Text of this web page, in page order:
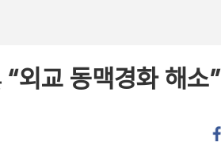
외교 동맥경화 해소”